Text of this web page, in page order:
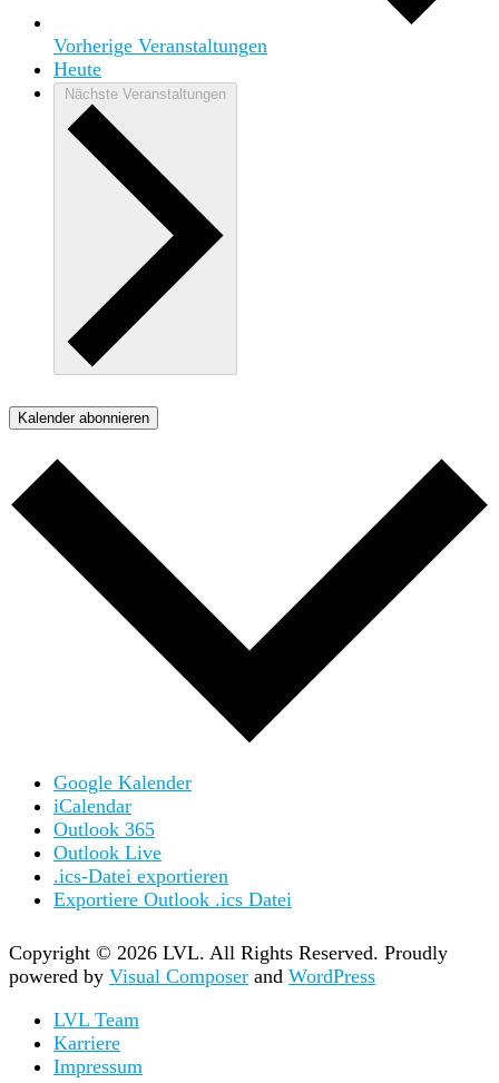
Vorherige Veranstaltungen
Heute
Nächste Veranstaltungen
Kalender abonnieren
Google Kalender
iCalendar
Outlook 365
Outlook Live
.ics-Datei exportieren
Exportiere Outlook .ics Datei
Copyright © 2026 LVL. All Rights Reserved. Proudly
powered by Visual Composer and WordPress
LVL Team
Karriere
Impressum